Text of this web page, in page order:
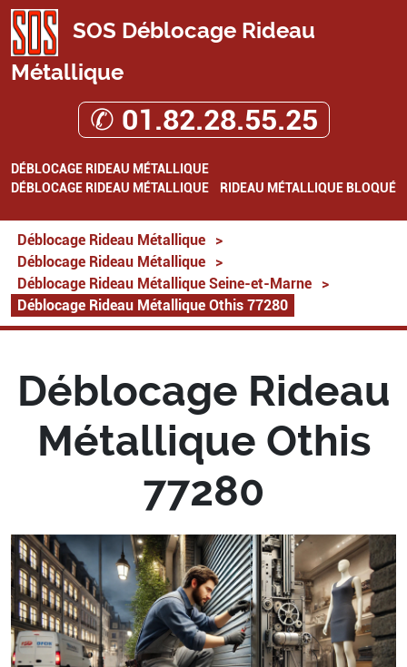
SOS Déblocage Rideau
Métallique
✆ 01.82.28.55.25
DÉBLOCAGE RIDEAU MÉTALLIQUE
DÉBLOCAGE RIDEAU MÉTALLIQUE
RIDEAU MÉTALLIQUE BLOQUÉ
Déblocage Rideau Métallique
>
Déblocage Rideau Métallique
>
Déblocage Rideau Métallique Seine-et-Marne
>
Déblocage Rideau Métallique Othis 77280
Déblocage Rideau
Métallique Othis
77280